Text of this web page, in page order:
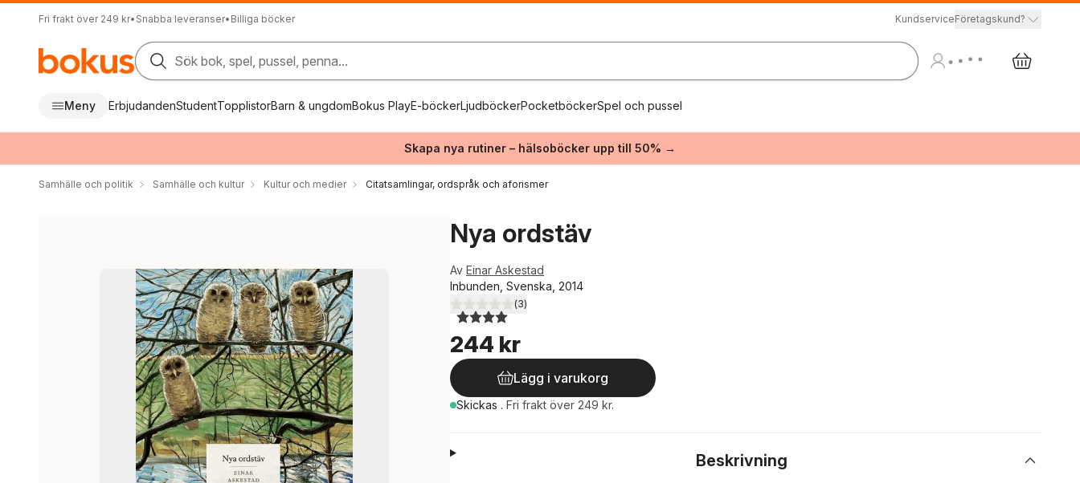
Fri frakt över 249 kr• Snabba leveranser• Billiga böcker KundserviceFöretagskund?
Sök bok, spel, pussel, penna...
Meny ErbjudandenStudentTopplistorBarn & ungdomBokus PlayE-böckerLjudböckerPocketböckerSpel och pussel
Skapa nya rutiner – hälsoböcker upp till 50% →
Samhälle och politik Samhälle och kultur Kultur och medier Citatsamlingar, ordspråk och aforismer
Nya ordstäv
Av Einar Askestad
Inbunden, Svenska, 2014
4,0utav 5 stjärnor. Totalt antal röster:
(3)
244 kr
Lägg i varukorg
Skickas . Fri frakt över 249 kr.
Beskrivning